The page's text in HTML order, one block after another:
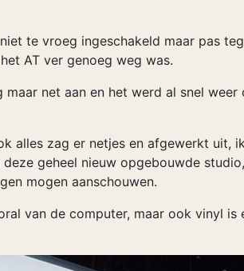
te vroeg ingeschakeld maar pas
AT ver genoeg weg was.
maar net aan en het werd al snel
alles zag er netjes en afgewerkt uit,
geheel nieuw opgebouwde
mogen aanschouwen.
van de computer, maar ook vinyl is